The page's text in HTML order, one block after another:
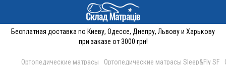
Бесплатная доставка по Киеву, Одессе, Днепру, Львову и Харькову
при заказе от 3000 грн!
Ортопедические матрасы Ортопедические матрасы Sleep&Fly SF